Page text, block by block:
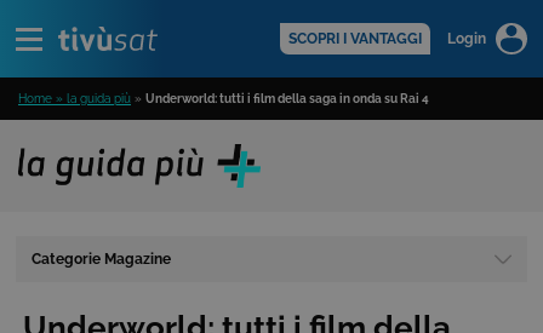
SCOPRI I VANTAGGI Login
Home » la guida più » Underworld: tutti i film della saga in onda su Rai 4
Categorie Magazine